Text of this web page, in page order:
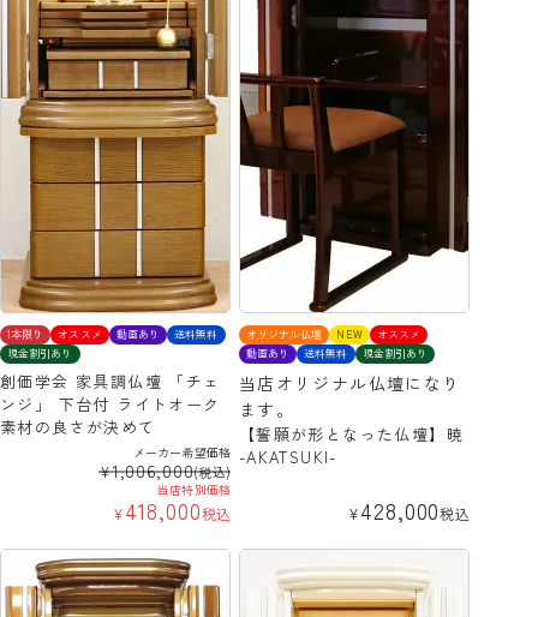
1本限り オススメ 動画あり
送料無料
現金割引あり
創価学会 家具調仏壇 「チェ
ンジ」 下台付 ライトオーク
素材の良さが決めて
メーカー希望価格
¥1,006,000(税込)
当店特別価格
¥418,000税込
オリジナル仏壇 NEW
オススメ
動画あり
送料無料 現金割引あり
当店オリジナル仏壇になり
ます。
【誓願が形となった仏壇】暁
-AKATSUKI-
¥428,000税込